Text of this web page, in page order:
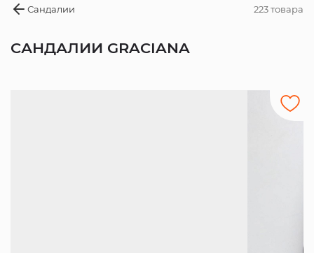
Сандалии 223 товара
САНДАЛИИ GRACIANA